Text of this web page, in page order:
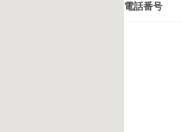
電話番号